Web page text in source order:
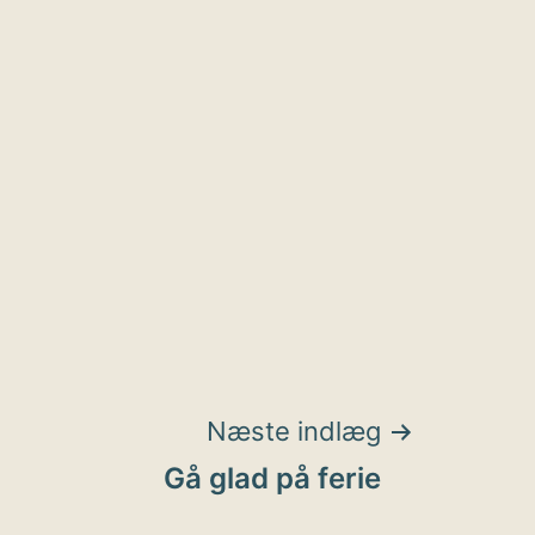
Næste indlæg
Gå glad på ferie